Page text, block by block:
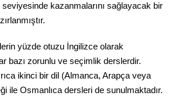
kazanmalarını sağlayacak bir
yüzde otuzu İngilizce olarak
bazı zorunlu ve seçimlik derslerdir.
ikinci bir dil (Almanca, Arapça veya
ile Osmanlıca dersleri de sunulmaktadır.